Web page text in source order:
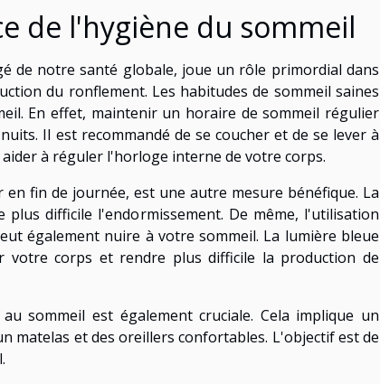
de l'hygiène du sommeil
de notre santé globale, joue un rôle primordial dans
du ronflement. Les habitudes de sommeil saines
En effet, maintenir un horaire de sommeil régulier
Il est recommandé de se coucher et de se lever à
à réguler l'horloge interne de votre corps.
fin de journée, est une autre mesure bénéfique. La
difficile l'endormissement. De même, l'utilisation
également nuire à votre sommeil. La lumière bleue
corps et rendre plus difficile la production de
sommeil est également cruciale. Cela implique un
matelas et des oreillers confortables. L'objectif est de